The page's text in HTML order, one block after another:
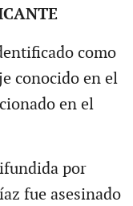
como
conocido en el
en el
por
fue asesinado